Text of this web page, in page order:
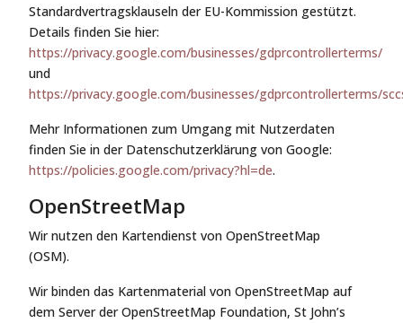
Standardvertragsklauseln der EU-Kommission gestützt.
Details finden Sie hier:
https://privacy.google.com/businesses/gdprcontrollerterms/
und
https://privacy.google.com/businesses/gdprcontrollerterms/
Mehr Informationen zum Umgang mit Nutzerdaten
finden Sie in der Datenschutzerklärung von Google:
https://policies.google.com/privacy?hl=de.
OpenStreetMap
Wir nutzen den Kartendienst von OpenStreetMap
(OSM).
Wir binden das Kartenmaterial von OpenStreetMap auf
dem Server der OpenStreetMap Foundation, St John’s